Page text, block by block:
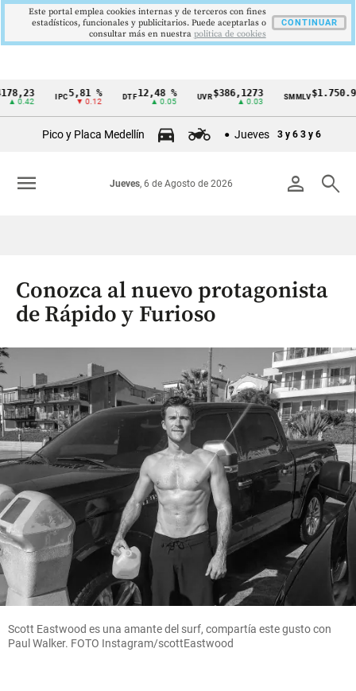
Cintillo
Colombia
IPC 5,81 %
▼ 0.12
DTF 12,48 %
▲ 0.05
UVR $386,1273
▲ 0.03
SMMLV$1.750.905
Pico y Placa Medellín Jueves 3 y 6 3 y 6
person search
Jueves, 6 de Agosto de 2026
menu
Conozca al nuevo protagonista
de Rápido y Furioso
Scott Eastwood es una amante del surf, compartía este gusto con
Paul Walker. FOTO Instagram/scottEastwood
Este portal emplea cookies internas y de terceros con fines
estadísticos, funcionales y publicitarios. Puede aceptarlas o
consultar más en nuestra politica de cookies
CONTINUAR